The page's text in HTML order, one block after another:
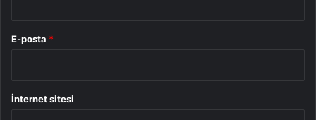
E-posta *
İnternet sitesi